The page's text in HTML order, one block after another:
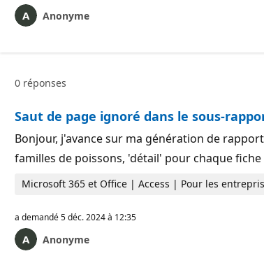
Anonyme
0 réponses
Saut de page ignoré dans le sous-
Bonjour, j'avance sur ma génération de
familles de poissons, 'détail' pour chaque
Microsoft 365 et Office | Access | Pour les
a demandé5 déc. 2024 à 12:35
Anonyme